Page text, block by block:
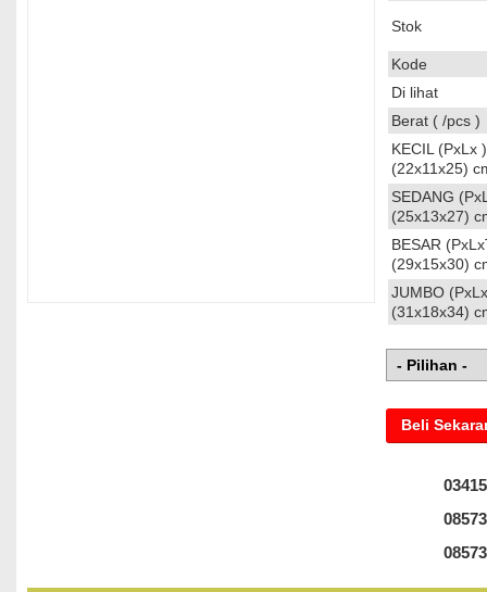
Stok
Kode
Di lihat
Berat ( /pcs )
KECIL (PxLx )
(22x11x25)
SEDANG
(25x13x27)
BESAR
(29x15x30)
JUMBO
(31x18x34)
Beli